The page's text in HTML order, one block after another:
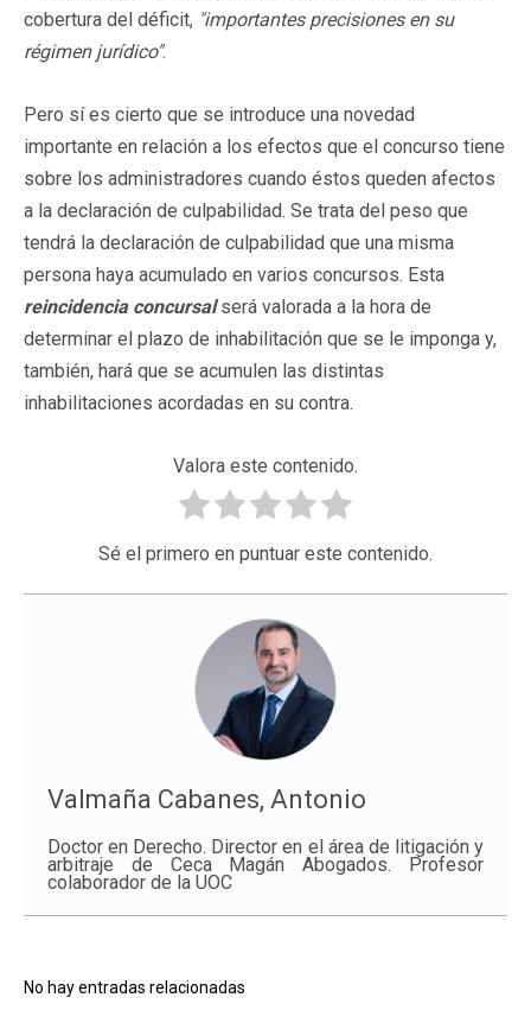
cobertura del déficit, "importantes precisiones en su
régimen jurídico".
Pero sí es cierto que se introduce una novedad
importante en relación a los efectos que el concurso tiene
sobre los administradores cuando éstos queden afectos
a la declaración de culpabilidad. Se trata del peso que
tendrá la declaración de culpabilidad que una misma
persona haya acumulado en varios concursos. Esta
reincidencia concursalserá valorada a la hora de
determinar el plazo de inhabilitación que se le imponga y,
también, hará que se acumulen las distintas
inhabilitaciones acordadas en su contra.
Valora este contenido.
Sé el primero en puntuar este contenido.
Valmaña Cabanes, Antonio
Doctor en Derecho. Director en el área de litigación y
arbitraje de Ceca Magán Abogados. Profesor
colaborador de la UOC
No hay entradas relacionadas